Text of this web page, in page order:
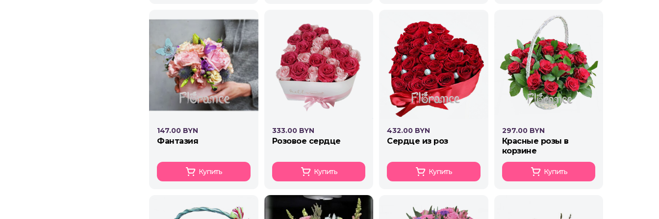
147.00 BYN
фантазия
Купить
333.00 BYN
розовое сердце
Купить
432.00 BYN
сердце из роз
Купить
297.00 BYN
красные розы в
корзине
Купить